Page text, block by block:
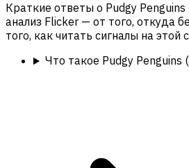
Краткие ответы о Pudgy
анализ Flicker — от того, откуда
того, как читать сигналы на этой
Что такое Pudgy Penguins